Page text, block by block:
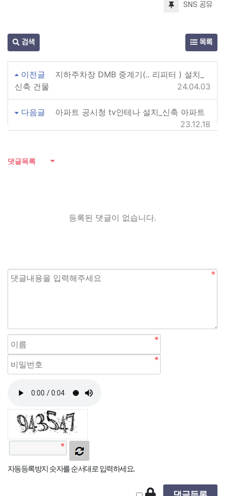
SNS 공유
검색 목록
이전글
지하주차장 DMB 중계기(.. 리피터 ) 설치_
신축 건물
24.04.03
다음글
아파트 공시청 tv안테나 설치_신축 아파트
23.12.18
댓글목록
등록된 댓글이 없습니다.
자동등록방지 숫자를 순서대로 입력하세요.